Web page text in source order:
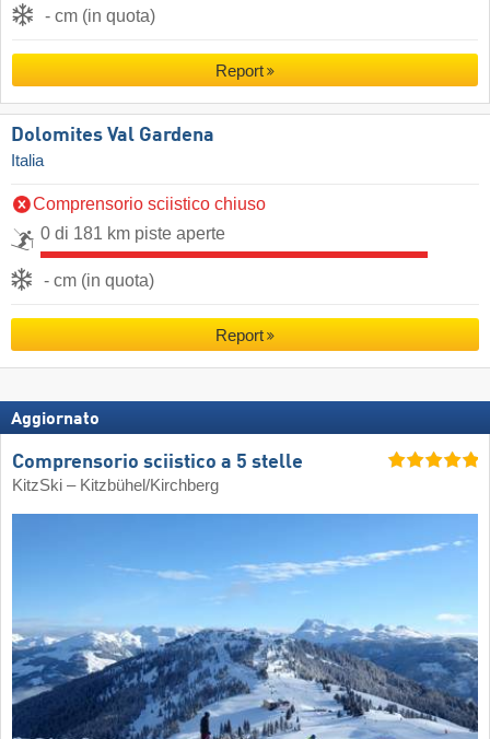
- cm (in quota)
Report
Dolomites Val Gardena
Italia
Comprensorio sciistico chiuso
0 di 181 km piste aperte
- cm (in quota)
Report
Aggiornato
Comprensorio sciistico a 5 stelle
KitzSki – Kitzbühel/​Kirchberg